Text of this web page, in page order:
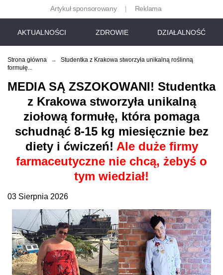
Artykuł sponsorowany Reklama
AKTUALNOŚCI ZDROWIE DZIAŁALNOŚĆ
DOKUMENT
Strona główna →
Studentka z Krakowa stworzyła unikalną roślinną
formułę...
MEDIA SĄ ZSZOKOWANI! Studentka
z Krakowa stworzyła unikalną
ziołową formułę, która pomaga
schudnąć 8-15 kg miesięcznie bez
diety i ćwiczeń! Ale duże firmy
farmaceutyczne nie chcą, żebyś o
tym wiedział!
03 Sierpnia 2026